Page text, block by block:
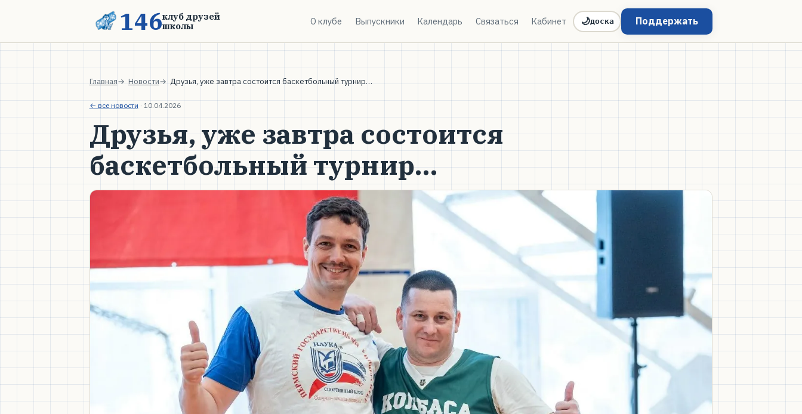
146клуб друзей
школы
О клубе Выпускники Календарь Связаться Кабинет 🌙доска Поддержать
Главная Новости Друзья, уже завтра состоится баскетбольный турнир…
← все новости · 10.04.2026
Друзья, уже завтра состоится
баскетбольный турнир…